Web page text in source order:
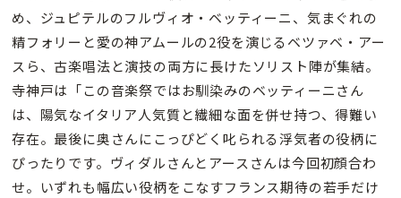
め、ジュピテルのフルヴィオ・ベッティーニ、気まぐれの
精フォリーと愛の神アムールの2役を演じるベツァベ・アー
スら、古楽唱法と演技の両方に長けたソリスト陣が集結。
寺神戸は「この音楽祭ではお馴染みのベッティーニさん
は、陽気なイタリア人気質と繊細な面を併せ持つ、得難い
存在。最後に奥さんにこっぴどく叱られる浮気者の役柄に
ぴったりです。ヴィダルさんとアースさんは今回初顔合わ
せ。いずれも幅広い役柄をこなすフランス期待の若手だけ